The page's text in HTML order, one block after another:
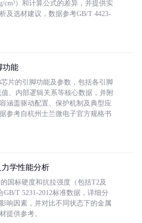
cm³）和计算公式的差异，并提供实
及选材建议，数据参考GB/T 4423-
功能
片的引脚功能及参数，包括各引脚
、内部逻辑关系等核心数据，并附
涵盖驱动配置、保护机制及典型应
参考自杭州士兰微电子官方规格书
学性能分析
国标硬度和抗拉强度（包括T2及
GB/T 5231-2012标准数据，详细分
响因素，并对比不同状态下的金属
提供参考。